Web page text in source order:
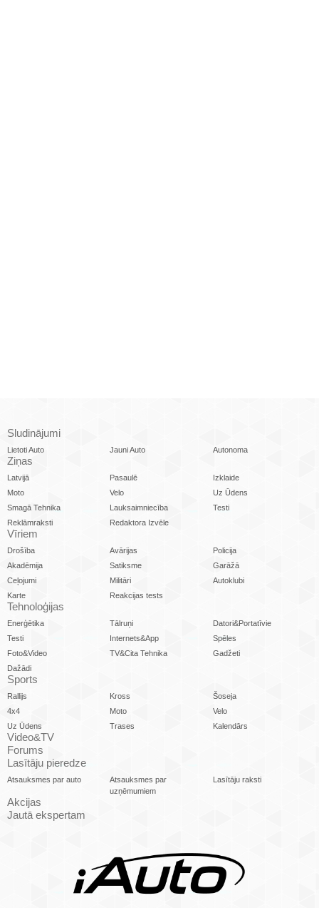
Sludinājumi
Lietoti Auto Jauni Auto Autonoma
Ziņas
Latvijā Pasaulē
Izklaide
Moto
Velo
Uz Ūdens
Smagā Tehnika
Lauksaimniecība
Testi
Reklāmraksti
Redaktora Izvēle
Vīriem
Drošība Avārijas
Policija
Akadēmija
Satiksme
Garāžā
Ceļojumi
Militāri
Autoklubi
Karte
Reakcijas tests
Tehnoloģijas
Enerģētika Tālruņi
Datori&Portatīvie
Testi
Internets&App
Spēles
Foto&Video
TV&Cita Tehnika
Gadžeti
Dažādi
Sports
Rallijs Kross
Šoseja
4x4
Moto
Velo
Uz Ūdens
Trases Kalendārs
Video&TV
Forums
Lasītāju pieredze
Atsauksmes par auto
Atsauksmes par
uzņēmumiem
Lasītāju raksti
Akcijas
Jautā ekspertam